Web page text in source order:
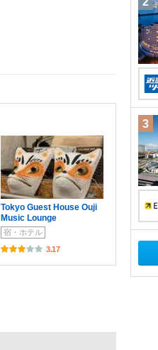
Tokyo Guest House Ouji
Music Lounge
宿・ホテル
3.17
3